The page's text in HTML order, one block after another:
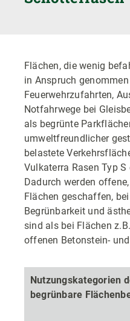
Flächen, die wenig
in Anspruch
Feuerwehrzufahrten,
Notfahrwege bei
als begrünte
umweltfreundlicher
belastete
Vulkaterra Rasen Typ
Dadurch werden
Flächen geschaffen,
Begrünbarkeit und
sind als bei Flächen
offenen Betonstein-
Nutzungskategorien
begrünbare